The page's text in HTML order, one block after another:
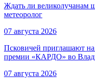
Ждать ли великолучанам
метеоролог
07 августа 2026
Псковичей приглашают
премии «КАРДО» во
07 августа 2026